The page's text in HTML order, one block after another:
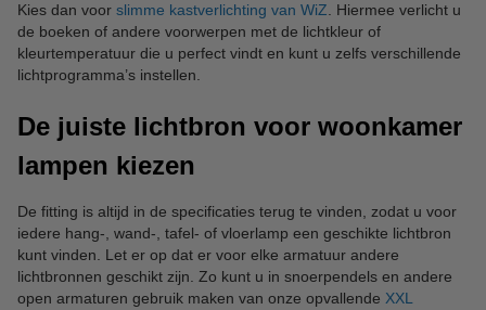
Kies dan voor slimme kastverlichting van WiZ . Hiermee verlicht u
de boeken of andere voorwerpen met de lichtkleur of
kleurtemperatuur die u perfect vindt en kunt u zelfs verschillende
lichtprogramma’s instellen.
De juiste lichtbron voor woonkamer
lampen kiezen
De fitting is altijd in de specificaties terug te vinden, zodat u voor
iedere hang-, wand-, tafel- of vloerlamp een geschikte lichtbron
kunt vinden. Let er op dat er voor elke armatuur andere
lichtbronnen geschikt zijn. Zo kunt u in snoerpendels en andere
open armaturen gebruik maken van onze opvallende XXL